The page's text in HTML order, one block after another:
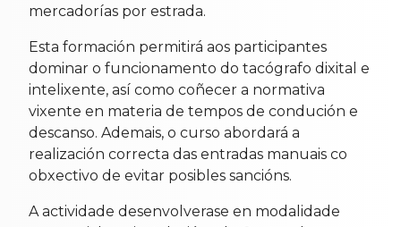
mercadorías por estrada.
Esta formación permitirá aos participantes
dominar o funcionamento do tacógrafo dixital e
intelixente, así como coñecer a normativa
vixente en materia de tempos de condución e
descanso. Ademais, o curso abordará a
realización correcta das entradas manuais co
obxectivo de evitar posibles sancións.
A actividade desenvolverase en modalidade